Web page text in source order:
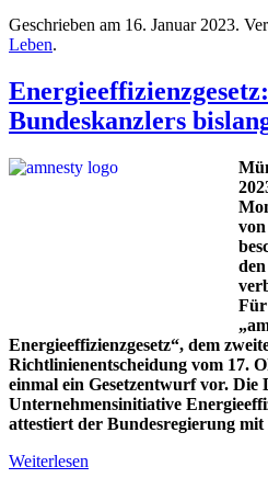
Geschrieben am 16. Januar 2023.
Leben.
Bundeskanzlers
Für
Energieeffizienzgesetz“, dem
Richtlinienentscheidung vom 17.
einmal ein Gesetzentwurf vor. Die
Unternehmensinitiative
attestiert der Bundesregierung
Weiterlesen